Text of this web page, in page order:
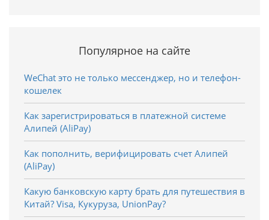
Популярное на сайте
WeChat это не только мессенджер, но и телефон-
кошелек
Как зарегистрироваться в платежной системе
Алипей (AliPay)
Как пополнить, верифицировать счет Алипей
(AliPay)
Какую банковскую карту брать для путешествия в
Китай? Visa, Кукуруза, UnionPay?